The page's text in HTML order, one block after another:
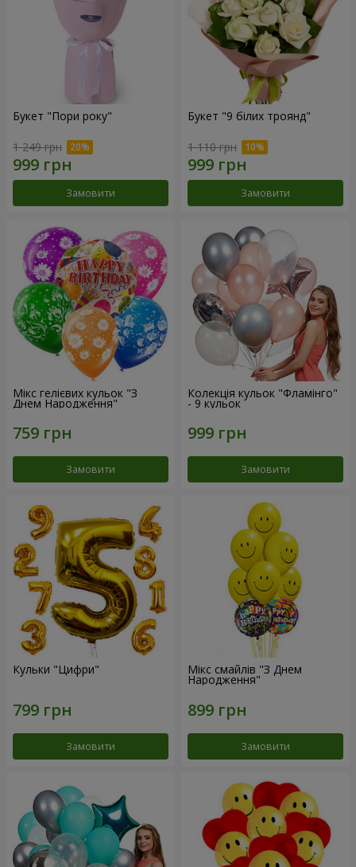
Букет "Пори року"
1 249 грн
Замовити
Букет "9 білих троянд"
1 110 грн
Замовити
Мікс гелієвих кульок "З
Днем Народження"
Замовити
Колекція кульок "Фламінго"
- 9 кульок
Замовити
Кульки "Цифри"
Замовити
Мікс смайлів "З Днем
Народження"
Замовити